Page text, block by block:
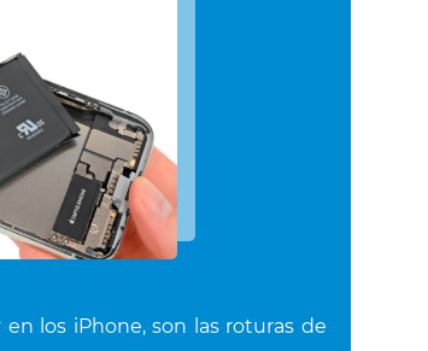
los iPhone, son las roturas de